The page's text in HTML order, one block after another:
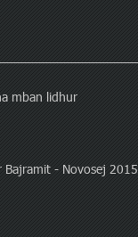
mban lidhur
Bajramit - Novosej 2015